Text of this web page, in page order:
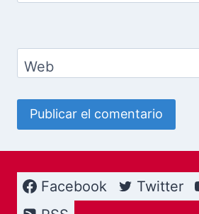
Web
Facebook Twitter